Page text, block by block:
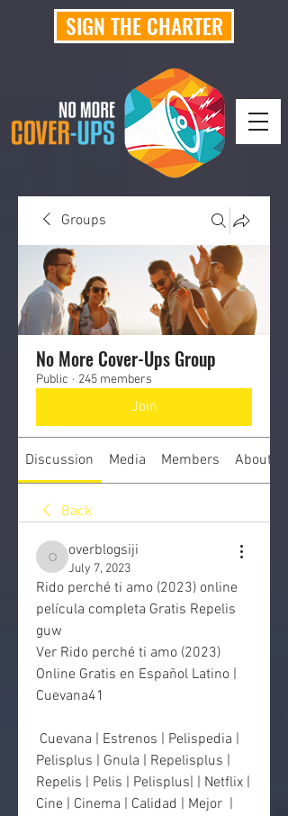
SIGN THE CHARTER
Groups
No More Cover-Ups Group
Public · 245 members
Join
Discussion Media Members About
Back
overblogsiji
overblogsiji
July 7, 2023
Rido perché ti amo (2023) online
película completa Gratis Repelis
guw
Ver Rido perché ti amo (2023)
Online Gratis en Español Latino |
Cuevana41
Pelisplus | Gnula | Repelisplus |
Repelis | Pelis | Pelisplus| | Netflix |
Cine | Cinema | Calidad | Mejor  |